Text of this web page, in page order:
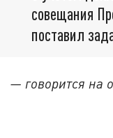
совещания
поставил
— говорится на